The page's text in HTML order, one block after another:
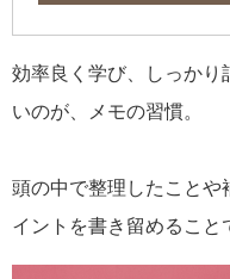
効率良く学び、しっかり
いのが、メモの習慣。
頭の中で整理したことや
イントを書き留めること